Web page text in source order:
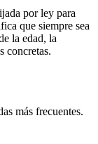
por ley para
que siempre sea
la edad, la
concretas.
más frecuentes.